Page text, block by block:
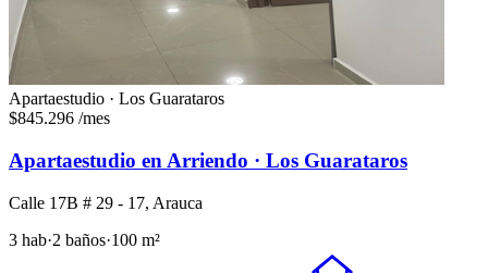
Apartaestudio · Los Guarataros
$845.296 /mes
Apartaestudio en Arriendo · Los Guarataros
Calle 17B # 29 - 17, Arauca
3 hab·2 baños·100 m²